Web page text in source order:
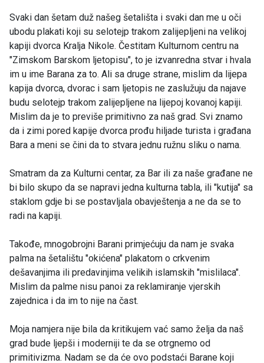
Svaki dan šetam duž našeg šetališta i svaki dan me u oči
ubodu plakati koji su selotejp trakom zalijepljeni na velikoj
kapiji dvorca Kralja Nikole. Čestitam Kulturnom centru na
"Zimskom Barskom ljetopisu", to je izvanredna stvar i hvala
im u ime Barana za to. Ali sa druge strane, mislim da lijepa
kapija dvorca, dvorac i sam ljetopis ne zaslužuju da najave
budu selotejp trakom zalijepljene na lijepoj kovanoj kapiji.
Mislim da je to previše primitivno za naš grad. Svi znamo
da i zimi pored kapije dvorca prođu hiljade turista i građana
Bara a meni se čini da to stvara jednu ružnu sliku o nama.
Smatram da za Kulturni centar, za Bar ili za naše građane ne
bi bilo skupo da se napravi jedna kulturna tabla, ili "kutija" sa
staklom gdje bi se postavljala obavještenja a ne da se to
radi na kapiji.
Takođe, mnogobrojni Barani primjećuju da nam je svaka
palma na šetalištu "okićena" plakatom o crkvenim
dešavanjima ili predavinjima velikih islamskih "mislilaca".
Mislim da palme nisu panoi za reklamiranje vjerskih
zajednica i da im to nije na čast.
Moja namjera nije bila da kritikujem vać samo želja da naš
grad bude ljepši i moderniji te da se otrgnemo od
primitivizma. Nadam se da će ovo podstaći Barane koji